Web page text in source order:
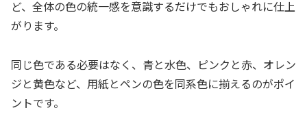
ど、全体の色の統一感を意識するだけでもおしゃれに仕上
がります。
同じ色である必要はなく、青と水色、ピンクと赤、オレン
ジと黄色など、用紙とペンの色を同系色に揃えるのがポイ
ントです。